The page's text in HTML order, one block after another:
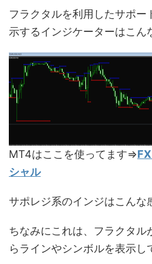
フラクタルを利用したサポー
示するインジケーターはこん
MT4はここを使ってます⇒
シャル
サポレジ系のインジはこんな
ちなみにこれは、フラクタル
らラインやシンボルを表示し